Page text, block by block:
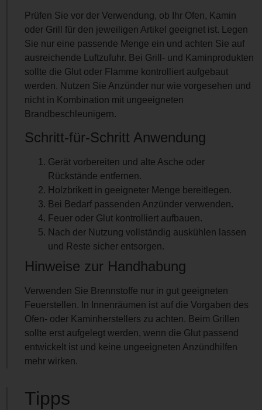
Prüfen Sie vor der Verwendung, ob Ihr Ofen, Kamin
oder Grill für den jeweiligen Artikel geeignet ist. Legen
Sie nur eine passende Menge ein und achten Sie auf
ausreichende Luftzufuhr. Bei Grill- und Kaminprodukten
sollte die Glut oder Flamme kontrolliert aufgebaut
werden. Nutzen Sie Anzünder nur wie vorgesehen und
nicht in Kombination mit ungeeigneten
Brandbeschleunigern.
Schritt-für-Schritt Anwendung
Gerät vorbereiten und alte Asche oder
Rückstände entfernen.
Holzbrikett in geeigneter Menge bereitlegen.
Bei Bedarf passenden Anzünder verwenden.
Feuer oder Glut kontrolliert aufbauen.
Nach der Nutzung vollständig auskühlen lassen
und Reste sicher entsorgen.
Hinweise zur Handhabung
Verwenden Sie Brennstoffe nur in gut geeigneten
Feuerstellen. In Innenräumen ist auf die Vorgaben des
Ofen- oder Kaminherstellers zu achten. Beim Grillen
sollte erst aufgelegt werden, wenn die Glut passend
entwickelt ist und keine ungeeigneten Anzündhilfen
mehr wirken.
Tipps